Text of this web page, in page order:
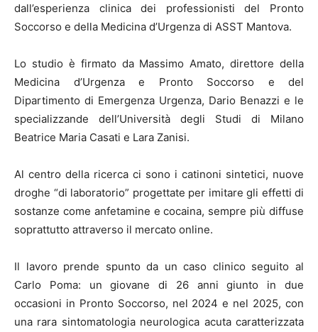
dall’esperienza clinica dei professionisti del Pronto
Soccorso e della Medicina d’Urgenza di ASST Mantova.
Lo studio è firmato da Massimo Amato, direttore della
Medicina d’Urgenza e Pronto Soccorso e del
Dipartimento di Emergenza Urgenza, Dario Benazzi e le
specializzande dell’Università degli Studi di Milano
Beatrice Maria Casati e Lara Zanisi.
Al centro della ricerca ci sono i catinoni sintetici, nuove
droghe “di laboratorio” progettate per imitare gli effetti di
sostanze come anfetamine e cocaina, sempre più diffuse
soprattutto attraverso il mercato online.
Il lavoro prende spunto da un caso clinico seguito al
Carlo Poma: un giovane di 26 anni giunto in due
occasioni in Pronto Soccorso, nel 2024 e nel 2025, con
una rara sintomatologia neurologica acuta caratterizzata